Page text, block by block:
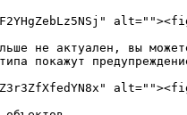
не актуален, вы
покажут